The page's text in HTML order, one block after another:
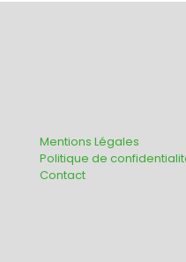
Mentions Légales
Politique de
Contact